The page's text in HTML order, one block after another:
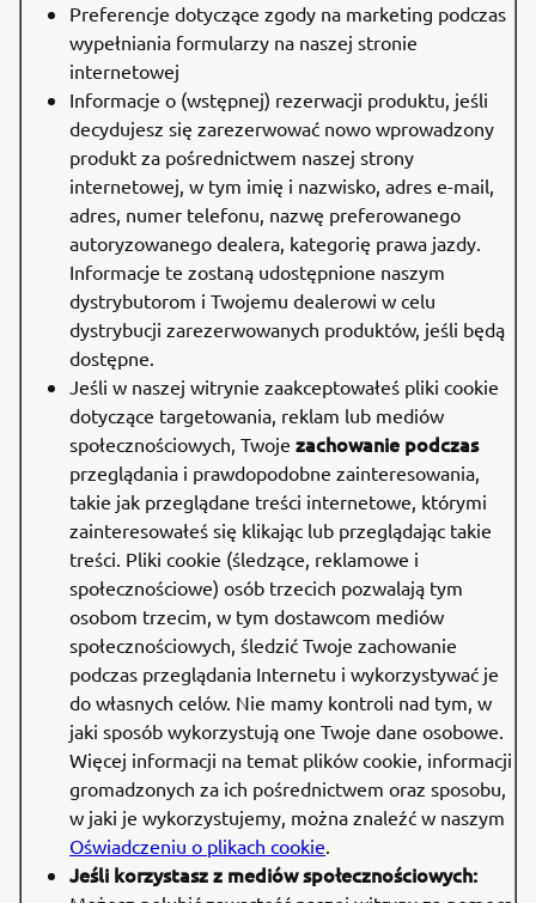
Preferencje dotyczące zgody na marketing podczas
wypełniania formularzy na naszej stronie
internetowej
Informacje o (wstępnej) rezerwacji produktu, jeśli
decydujesz się zarezerwować nowo wprowadzony
produkt za pośrednictwem naszej strony
internetowej, w tym imię i nazwisko, adres e-mail,
adres, numer telefonu, nazwę preferowanego
autoryzowanego dealera, kategorię prawa jazdy.
Informacje te zostaną udostępnione naszym
dystrybutorom i Twojemu dealerowi w celu
dystrybucji zarezerwowanych produktów, jeśli będą
dostępne.
Jeśli w naszej witrynie zaakceptowałeś pliki cookie
dotyczące targetowania, reklam lub mediów
społecznościowych, Twoje zachowanie podczas
przeglądania i prawdopodobne zainteresowania,
takie jak przeglądane treści internetowe, którymi
zainteresowałeś się klikając lub przeglądając takie
treści. Pliki cookie (śledzące, reklamowe i
społecznościowe) osób trzecich pozwalają tym
osobom trzecim, w tym dostawcom mediów
społecznościowych, śledzić Twoje zachowanie
podczas przeglądania Internetu i wykorzystywać je
do własnych celów. Nie mamy kontroli nad tym, w
jaki sposób wykorzystują one Twoje dane osobowe.
Więcej informacji na temat plików cookie, informacji
gromadzonych za ich pośrednictwem oraz sposobu,
w jaki je wykorzystujemy, można znaleźć w naszym
Oświadczeniu o plikach cookie.
Jeśli korzystasz z mediów społecznościowych: